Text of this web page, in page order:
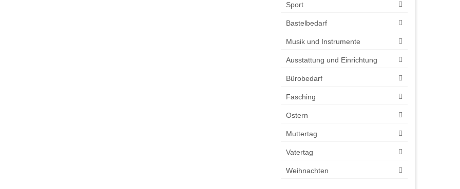
Sport
Bastelbedarf
Musik und Instrumente
Ausstattung und Einrichtung
Bürobedarf
Fasching
Ostern
Muttertag
Vatertag
Weihnachten